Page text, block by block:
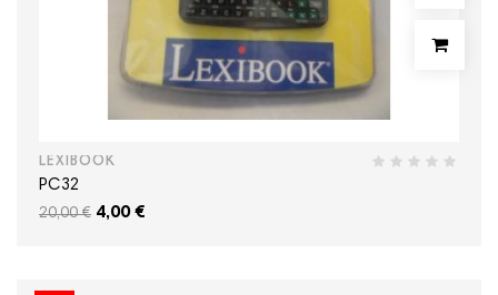
LEXIBOOK
PC32
20,00 € 4,00 €